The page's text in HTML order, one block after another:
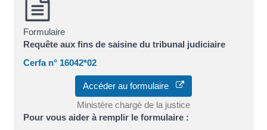
Formulaire
Requête aux fins de saisine du tribunal judiciaire
Cerfa n° 16042*02
Accéder au formulaire
Ministère chargé de la justice
Pour vous aider à remplir le formulaire :